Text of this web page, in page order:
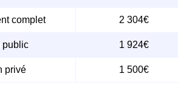
complet 2 304€
public 1 924€
privé 1 500€